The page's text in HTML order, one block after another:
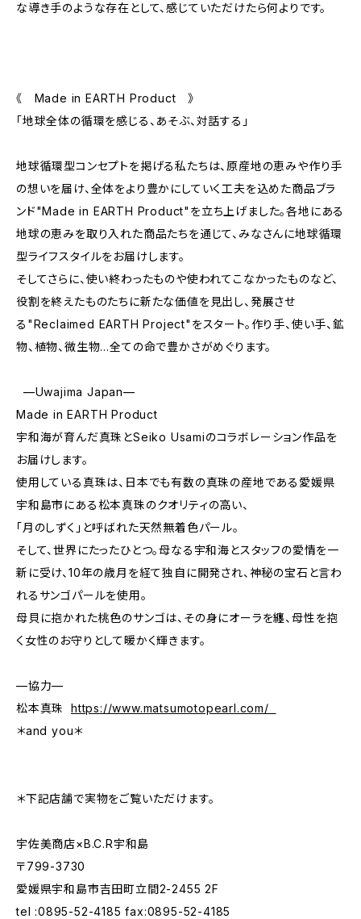
な導き手のような存在として、感じていただけたら何よりです。
《 Made in EARTH Product 》
「地球全体の循環を感じる、あそぶ、対話する」
地球循環型コンセプトを掲げる私たちは、原産地の恵みや作り手
の想いを届け、全体をより豊かにしていく工夫を込めた商品ブラ
ンド"Made in EARTH Product"を立ち上げました。各地にある
地球の恵みを取り入れた商品たちを通じて、みなさんに地球循環
型ライフスタイルをお届けします。
そしてさらに、使い終わったものや使われてこなかったものなど、
役割を終えたものたちに新たな価値を見出し、発展させ
る"Reclaimed EARTH Project"をスタート。作り手、使い手、鉱
物、植物、微生物…全ての命で豊かさがめぐります。
—Uwajima Japan—
Made in EARTH Product
宇和海が育んだ真珠とSeiko Usamiのコラボレーション作品を
お届けします。
使用している真珠は、日本でも有数の真珠の産地である愛媛県
宇和島市にある松本真珠のクオリティの高い、
「月のしずく」と呼ばれた天然無着色パール。
そして、世界にたったひとつ。母なる宇和海とスタッフの愛情を一
新に受け、10年の歳月を経て独自に開発され、神秘の宝石と言わ
れるサンゴパールを使用。
母貝に抱かれた桃色のサンゴは、その身にオーラを纏、母性を抱
く女性のお守りとして暖かく輝きます。
—協力—
松本真珠 https://www.matsumotopearl.com/
＊and you＊
＊下記店舗で実物をご覧いただけます。
宇佐美商店×B.C.R宇和島
〒799-3730
愛媛県宇和島市吉田町立間2-2455 2F
tel :0895-52-4185 fax:0895-52-4185